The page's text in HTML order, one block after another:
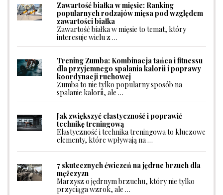
Zawartość białka w mięsie: Ranking
popularnych rodzajów mięsa pod względem
zawartości białka
Zawartość białka w mięsie to temat, który
interesuje wielu z …
Trening Zumba: Kombinacja tańca i fitnessu
dla przyjemnego spalania kalorii i poprawy
koordynacji ruchowej
Zumba to nie tylko popularny sposób na
spalanie kalorii, ale …
Jak zwiększyć elastyczność i poprawić
technikę treningową
Elastyczność i technika treningowa to kluczowe
elementy, które wpływają na …
7 skutecznych ćwiczeń na jędrne brzuch dla
mężczyzn
Marzysz o jędrnym brzuchu, który nie tylko
przyciąga wzrok, ale …